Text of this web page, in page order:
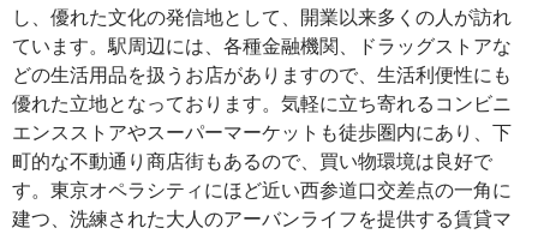
し、優れた文化の発信地として、開業以来多くの人が訪れ
ています。駅周辺には、各種金融機関、ドラッグストアな
どの生活用品を扱うお店がありますので、生活利便性にも
優れた立地となっております。気軽に立ち寄れるコンビニ
エンスストアやスーパーマーケットも徒歩圏内にあり、下
町的な不動通り商店街もあるので、買い物環境は良好で
す。東京オペラシティにほど近い西参道口交差点の一角に
建つ、洗練された大人のアーバンライフを提供する賃貸マ